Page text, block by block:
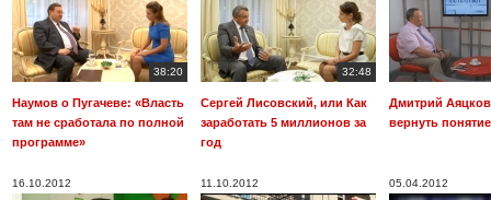
38:20
Наумов о Пугачеве: «Власть
там не сработала по полной
программе»
32:48
Сергей Лисовский, или Как
заработать 5 миллионов за
год
Дмитрий
вернуть
16.10.2012 11.10.2012 05.04.2012